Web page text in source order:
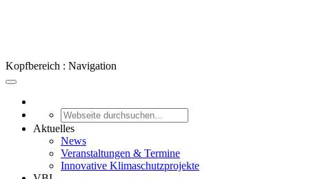
Kopfbereich : Navigation
Aktuelles
News
Veranstaltungen & Termine
Innovative Klimaschutzprojekte